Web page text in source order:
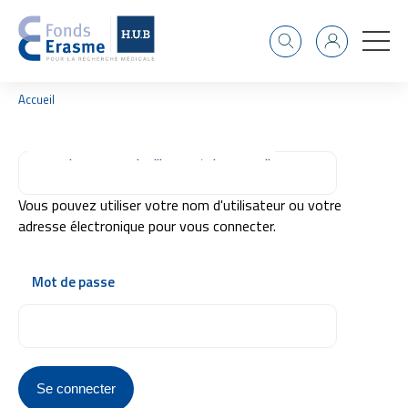
RechercheIdentifiant
F
r
i
Accueil
Connexion par nom d'utilisateur/adresse mail
Vous pouvez utiliser votre nom d'utilisateur ou votre
adresse électronique pour vous connecter.
Mot de passe